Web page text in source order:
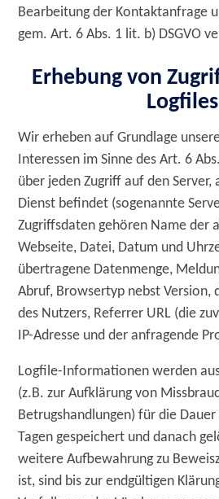
Bearbeitung der Kontaktanfrage
gem. Art. 6 Abs. 1 lit. b) DSGVO
Erhebung von
Logfiles
Wir erheben auf Grundlage
Interessen im Sinne des Art. 6
über jeden Zugriff auf den Server,
Dienst befindet (sogenannte
Zugriffsdaten gehören Name der
Webseite, Datei, Datum und
übertragene Datenmenge,
Abruf, Browsertyp nebst Version,
des Nutzers, Referrer URL (die
IP-Adresse und der anfragende
Logfile-Informationen werden
(z.B. zur Aufklärung von
Betrugshandlungen) für die
Tagen gespeichert und danach
weitere Aufbewahrung zu
ist, sind bis zur endgültigen